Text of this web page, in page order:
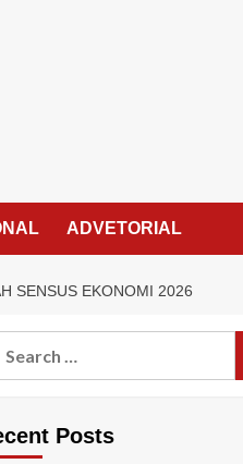
ADVETORIAL
SENSUS EKONOMI 2026
Posts